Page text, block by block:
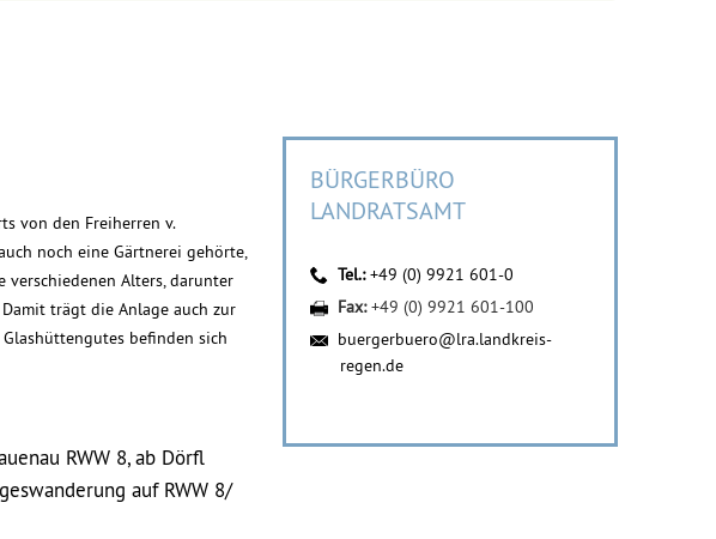
von den Freiherren v.
noch eine Gärtnerei gehörte,
Alters, darunter
Damit trägt die Anlage auch zur
befinden sich
RWW 8, ab Dörfl
auf RWW 8/
BÜRGERBÜRO
LANDRATSAMT
Tel.:+49 (0) 9921 601-0
Fax:+49 (0) 9921 601-100
buergerbuero@lra.landkreis-
regen.de